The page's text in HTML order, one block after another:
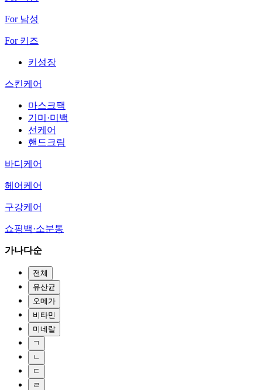
For 남성
For 키즈
키성장
스킨케어
마스크팩
기미·미백
선케어
핸드크림
바디케어
헤어케어
구강케어
쇼핑백·소분통
가나다순
전체
유산균
오메가
비타민
미네랄
ㄱ
ㄴ
ㄷ
ㄹ